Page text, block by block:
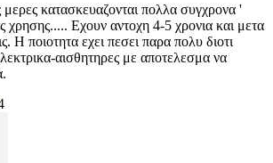
μερες κατασκευαζονται πολλα συγχρονα '
χρησης..... Εχουν αντοχη 4-5 χρονια και μετα
Η ποιοτητα εχει πεσει παρα πολυ διοτι
αισθητηρες με αποτελεσμα να